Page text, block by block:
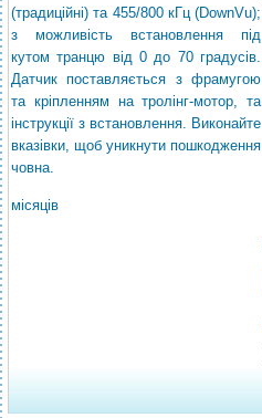
(традиційні) та 455/800 кГц (DownVu);
з можливість встановлення під
кутом транцю від 0 до 70 градусів.
Датчик поставляється з фрамугою
та кріпленням на тролінг-мотор, та
інструкції з встановлення. Виконайте
вказівки, щоб уникнути пошкодження
човна.
місяців